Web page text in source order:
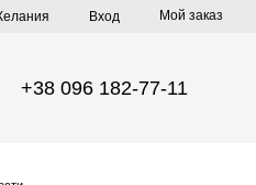
Вход Мой заказ
+38 096 182-77-11